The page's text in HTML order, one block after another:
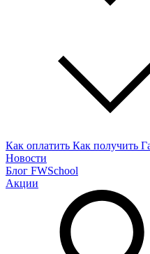
Как оплатить Как получить
Новости
Блог FWSchool
Акции